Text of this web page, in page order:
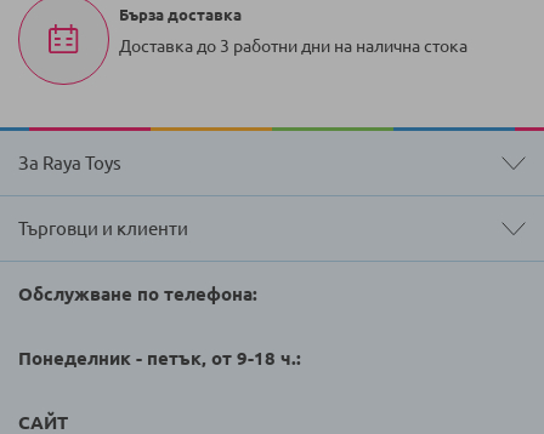
Бърза доставка
Доставка до 3 работни дни на налична стока
За Raya Toys
Търговци и клиенти
Обслужване по телефона:
Понеделник - петък, от 9-18 ч.:
САЙТ